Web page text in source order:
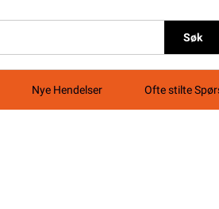
Søk
Nye Hendelser Ofte stilte